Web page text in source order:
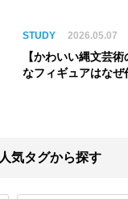
STUDY 2026.05.07
【かわいい縄文芸
なフィギュアはなぜ
人気タグから探す